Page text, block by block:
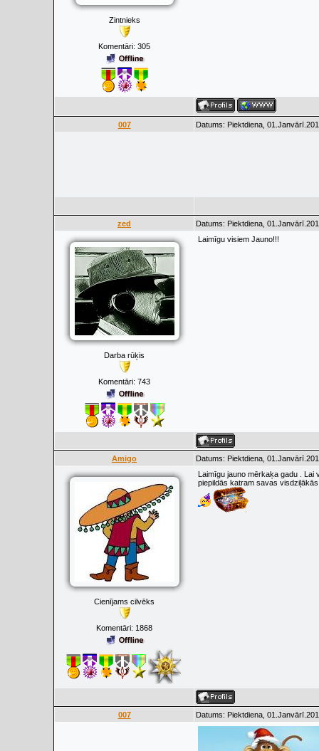
Zintnieks
Komentāri: 305
007 Datums: Piektdiena,
zed Datums: Piektdiena,
Darba rūķis
Komentāri: 743
Laimīgu visiem Jauno!!!
Amigo Datums: Piektdiena,
Cienījams cilvēks
Komentāri: 1868
Laimīgu jauno mērkaķa gadu .
piepildās katram savas
007 Datums: Piektdiena,